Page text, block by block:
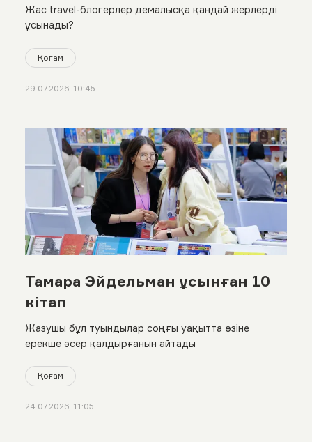
Жас travel-блогерлер демалысқа қандай жерлерді
ұсынады?
Қоғам
29.07.2026, 10:45
Тамара Эйдельман ұсынған 10
кітап
Жазушы бұл туындылар соңғы уақытта өзіне
ерекше әсер қалдырғанын айтады
Қоғам
24.07.2026, 11:05